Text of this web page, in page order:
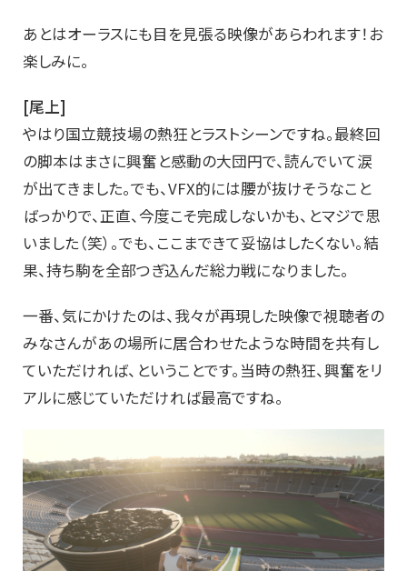
あとはオーラスにも目を見張る映像があらわれます！お
楽しみに。
[尾上]
やはり国立競技場の熱狂とラストシーンですね。最終回
の脚本はまさに興奮と感動の大団円で、読んでいて涙
が出てきました。でも、VFX的には腰が抜けそうなこと
ばっかりで、正直、今度こそ完成しないかも、とマジで思
いました（笑）。でも、ここまできて妥協はしたくない。結
果、持ち駒を全部つぎ込んだ総力戦になりました。
一番、気にかけたのは、我々が再現した映像で視聴者の
みなさんがあの場所に居合わせたような時間を共有し
ていただければ、ということです。当時の熱狂、興奮をリ
アルに感じていただければ最高ですね。